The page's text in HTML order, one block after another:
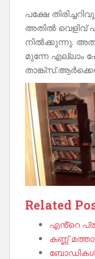
പക്ഷേ
അതിൽ വെളിവ്
നിൽക്കുന്നു.
മുന്നേ എല്ലാം
Related
എൻ്റെ
കണ്ണ്
ബോഡികൾ-